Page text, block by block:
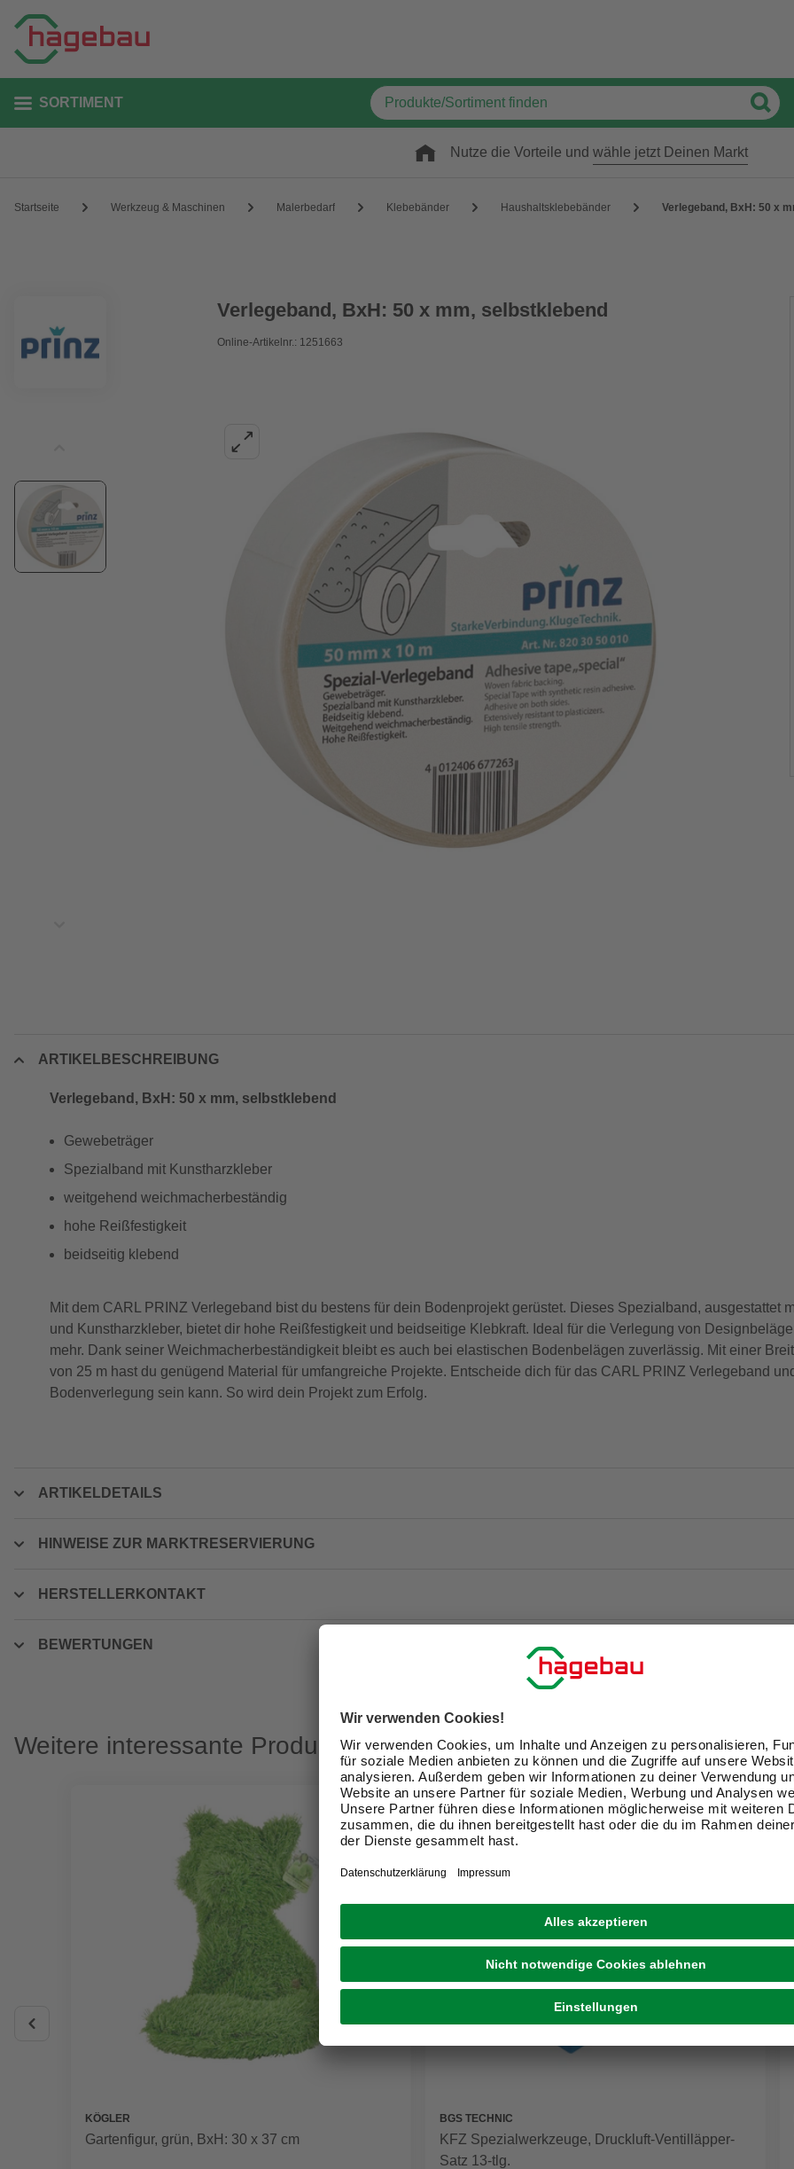
SORTIMENT
Nutze die Vorteile und wähle jetzt Deinen Markt
Startseite Werkzeug & Maschinen Malerbedarf Klebebänder Haushaltsklebebänder Verlegeband, BxH: 50 x
Verlegeband, BxH: 50 x mm, selbstklebend
Online-Artikelnr.: 1251663
ARTIKELBESCHREIBUNG
Verlegeband, BxH: 50 x mm, selbstklebend
Gewebeträger
Spezialband mit Kunstharzkleber
weitgehend weichmacherbeständig
hohe Reißfestigkeit
beidseitig klebend
Mit dem CARL PRINZ Verlegeband bist du bestens für dein Bodenprojekt gerüstet. Dieses Spezialband, ausgestattet
und Kunstharzkleber, bietet dir hohe Reißfestigkeit und beidseitige Klebkraft. Ideal für die Verlegung von
mehr. Dank seiner Weichmacherbeständigkeit bleibt es auch bei elastischen Bodenbelägen zuverlässig. Mit einer
von 25 m hast du genügend Material für umfangreiche Projekte. Entscheide dich für das CARL PRINZ Verlegeband
Bodenverlegung sein kann. So wird dein Projekt zum Erfolg.
ARTIKELDETAILS
HINWEISE ZUR MARKTRESERVIERUNG
HERSTELLERKONTAKT
BEWERTUNGEN
Weitere interessante Produkte
KÖGLER
Gartenfigur, grün, BxH: 30 x 37 cm
BGS TECHNIC
KFZ Spezialwerkzeuge, Druckluft-Ventilläpper-
Satz 13-tlg.